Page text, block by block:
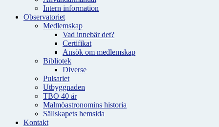
Intern information
Observatoriet
Medlemskap
Vad innebär det?
Certifikat
Ansök om medlemskap
Bibliotek
Diverse
Pulsariet
Utbyggnaden
TBO 40 år
Malmöastronomins historia
Sällskapets hemsida
Kontakt